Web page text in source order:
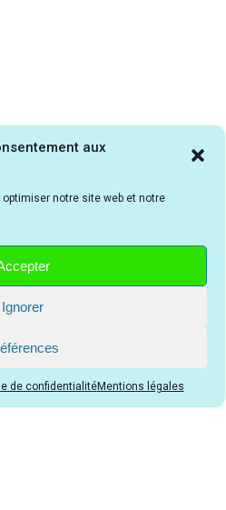
aux
notre site web et notre
Ignorer
de confidentialitéMentions légales